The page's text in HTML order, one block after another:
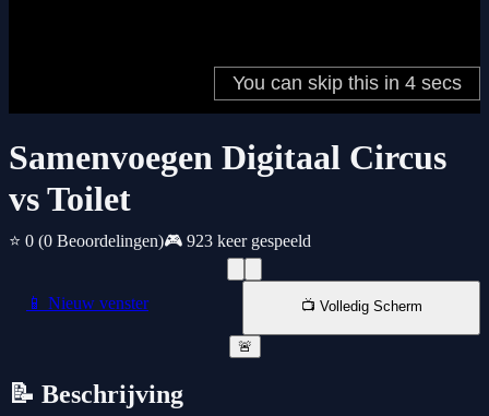
Samenvoegen Digitaal Circus
vs Toilet
⭐ 0 (0 Beoordelingen)🎮 923 keer gespeeld
📱 Nieuw venster 📺 Volledig Scherm
🚨
📝 Beschrijving